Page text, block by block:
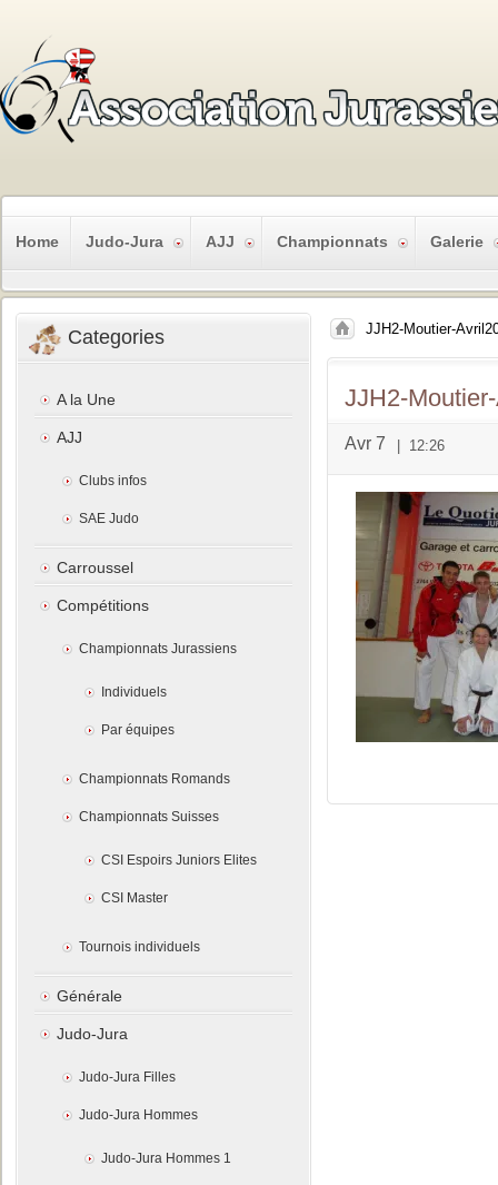
Home Judo-Jura AJJ Championnats Galerie
JJH2-Moutier-
JJH2-
Avr 7 12:26
Categories
A la Une
AJJ
Clubs infos
SAE Judo
Carroussel
Compétitions
Championnats Jurassiens
Individuels
Par équipes
Championnats Romands
Championnats Suisses
CSI Espoirs Juniors Elites
CSI Master
Tournois individuels
Générale
Judo-Jura
Judo-Jura Filles
Judo-Jura Hommes
Judo-Jura Hommes 1